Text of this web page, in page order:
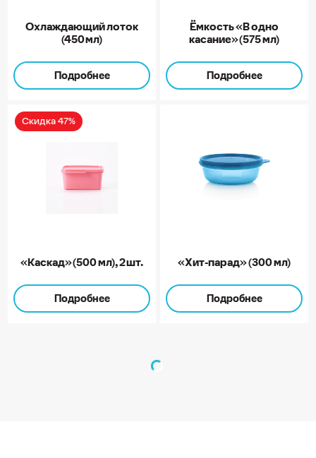
Охлаждающий лоток
(450 мл)
Подробнее
Ёмкость «В одно
касание» (575 мл)
Подробнее
Скидка 47%
«Каскад» (500 мл), 2 шт.
Подробнее
«Хит-парад» (300 мл)
Подробнее